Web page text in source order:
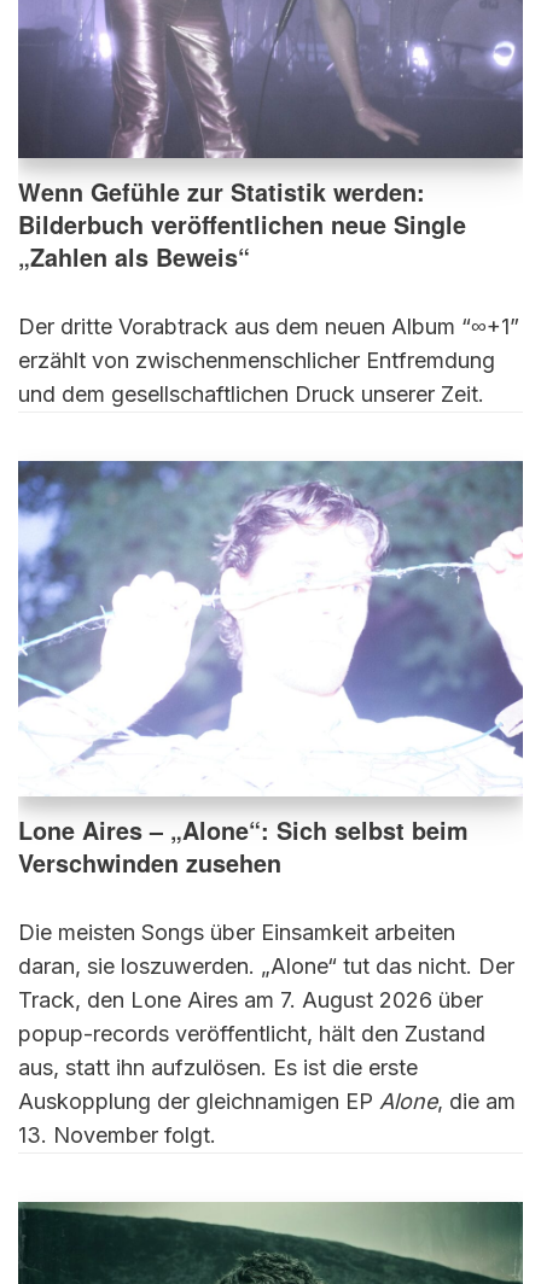
Wenn Gefühle zur Statistik werden:
Bilderbuch veröffentlichen neue Single
„Zahlen als Beweis“
Der dritte Vorabtrack aus dem neuen Album “∞+1”
erzählt von zwischenmenschlicher Entfremdung
und dem gesellschaftlichen Druck unserer Zeit.
Lone Aires – „Alone“: Sich selbst beim
Verschwinden zusehen
Die meisten Songs über Einsamkeit arbeiten
daran, sie loszuwerden. „Alone“ tut das nicht. Der
Track, den Lone Aires am 7. August 2026 über
popup-records veröffentlicht, hält den Zustand
aus, statt ihn aufzulösen. Es ist die erste
Auskopplung der gleichnamigen EP Alone, die am
13. November folgt.